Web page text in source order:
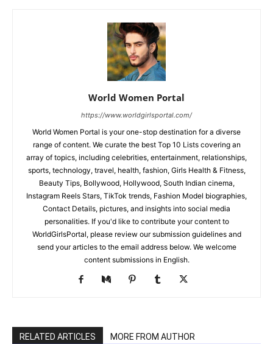
World Women Portal
https://www.worldgirlsportal.com/
World Women Portal is your one-stop destination for a diverse
range of content. We curate the best Top 10 Lists covering an
array of topics, including celebrities, entertainment, relationships,
sports, technology, travel, health, fashion, Girls Health & Fitness,
Beauty Tips, Bollywood, Hollywood, South Indian cinema,
Instagram Reels Stars, TikTok trends, Fashion Model biographies,
Contact Details, pictures, and insights into social media
personalities. If you'd like to contribute your content to
WorldGirlsPortal, please review our submission guidelines and
send your articles to the email address below. We welcome
content submissions in English.
RELATED ARTICLES MORE FROM AUTHOR